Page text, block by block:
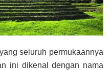
seluruh permukaannya
ini dikenal dengan nama